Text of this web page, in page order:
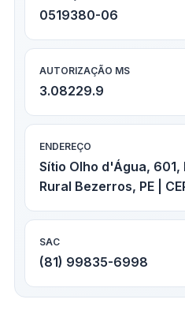
0519380-06
AUTORIZAÇÃO MS
3.08229.9
ENDEREÇO
Sítio Olho d'Água, 601,
Rural Bezerros, PE |
SAC
(81) 99835-6998